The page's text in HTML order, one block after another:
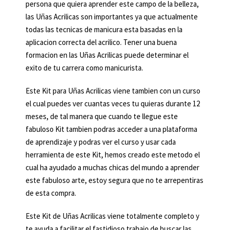
0
.
persona que quiera aprender este campo de la belleza,
las Uñas Acrilicas son importantes ya que actualmente
todas las tecnicas de manicura esta basadas en la
aplicacion correcta del acrilico. Tener una buena
formacion en las Uñas Acrilicas puede determinar el
exito de tu carrera como manicurista.
Este Kit para Uñas Acrilicas viene tambien con un curso
el cual puedes ver cuantas veces tu quieras durante 12
meses, de tal manera que cuando te llegue este
fabuloso Kit tambien podras acceder a una plataforma
de aprendizaje y podras ver el curso y usar cada
herramienta de este Kit, hemos creado este metodo el
cual ha ayudado a muchas chicas del mundo a aprender
este fabuloso arte, estoy segura que no te arrepentiras
de esta compra.
Este Kit de Uñas Acrilicas viene totalmente completo y